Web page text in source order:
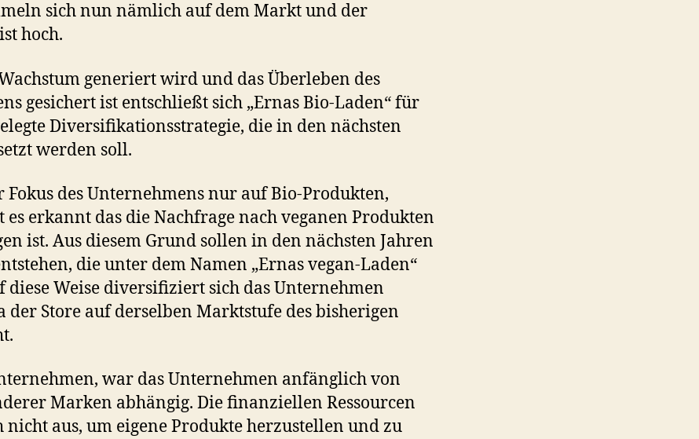
sich nun nämlich auf dem Markt und der
hoch.
generiert wird und das Überleben des
gesichert ist entschließt sich „Ernas Bio-Laden“ für
Diversifikationsstrategie, die in den nächsten
werden soll.
Fokus des Unternehmens nur auf Bio-Produkten,
erkannt das die Nachfrage nach veganen Produkten
ist. Aus diesem Grund sollen in den nächsten Jahren
die unter dem Namen „Ernas vegan-Laden“
diese Weise diversifiziert sich das Unternehmen
der Store auf derselben Marktstufe des bisherigen
war das Unternehmen anfänglich von
Marken abhängig. Die finanziellen Ressourcen
nicht aus, um eigene Produkte herzustellen und zu